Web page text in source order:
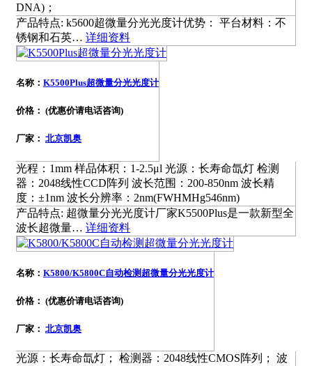
DNA)；
产品特点: k5600超微量分光光度计优势： 平台材料：不
锈钢和石英… 详细资料
名称： K5500Plus超微量分光光度计
价格： (优惠价请电话咨询)
厂家： 北京凯奥
光程：1mm 样品体积：1-2.5μl 光源：长寿命氙灯 检测
器：2048线性CCD阵列 波长范围：200-850nm 波长精
度：±1nm 波长分辨率：2nm(FWHMHg546nm)
产品特点: 超微量分光光度计厂家K5500Plus是一款新型全
波长超微量… 详细资料
名称： K5800/K5800C自动检测超微量分光光度计
价格： (优惠价请电话咨询)
厂家： 北京凯奥
光源：长寿命氙灯； 检测器：2048线性CMOS阵列； 波